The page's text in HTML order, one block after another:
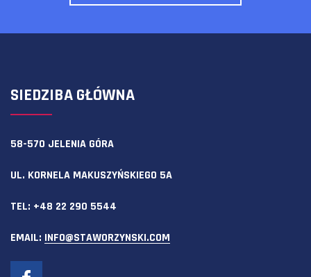
SIEDZIBA GŁÓWNA
58-570 JELENIA GÓRA
UL. KORNELA MAKUSZYŃSKIEGO 5A
TEL: +48 22 290 5544
EMAIL: INFO@STAWORZYNSKI.COM